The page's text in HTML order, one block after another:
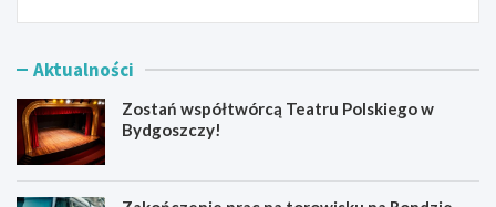
Aktualności
Zostań współtwórcą Teatru Polskiego w
Bydgoszczy!